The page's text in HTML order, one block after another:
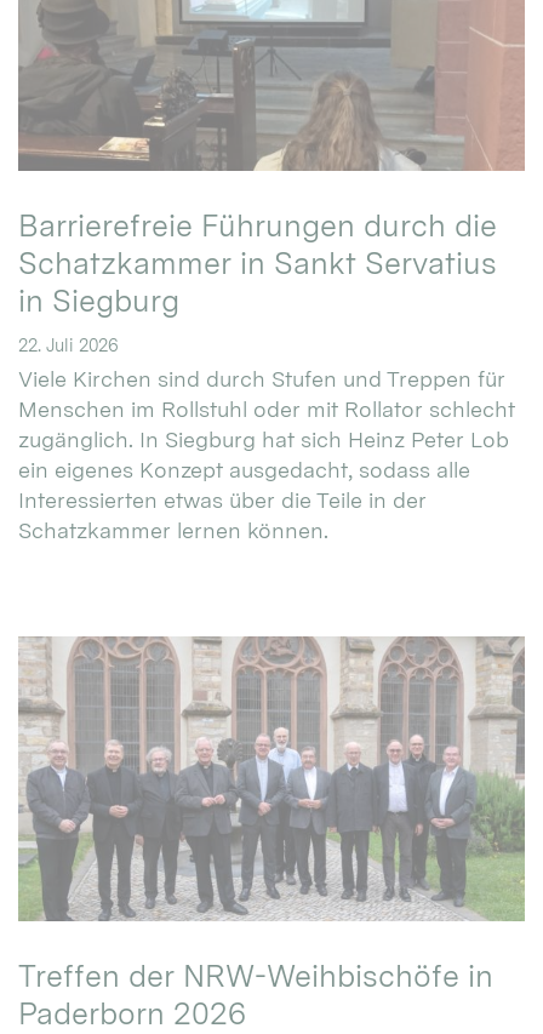
Barrierefreie Führungen durch die
Schatzkammer in Sankt Servatius
in Siegburg
22. Juli 2026
Viele Kirchen sind durch Stufen und Treppen für
Menschen im Rollstuhl oder mit Rollator schlecht
zugänglich. In Siegburg hat sich Heinz Peter Lob
ein eigenes Konzept ausgedacht, sodass alle
Interessierten etwas über die Teile in der
Schatzkammer lernen können.
Treffen der NRW-Weihbischöfe in
Paderborn 2026